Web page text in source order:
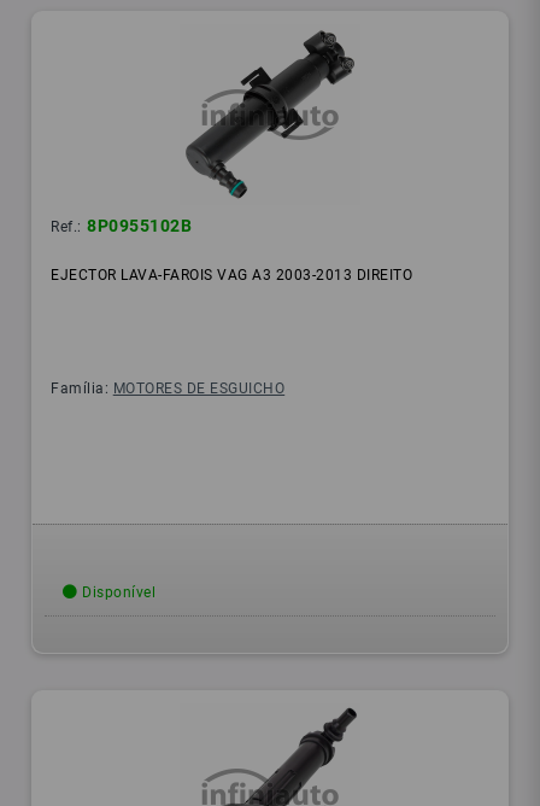
Ref.: 8P0955102B
EJECTOR LAVA-FAROIS VAG A3 2003-2013 DIREITO
Família: MOTORES DE ESGUICHO
Disponível